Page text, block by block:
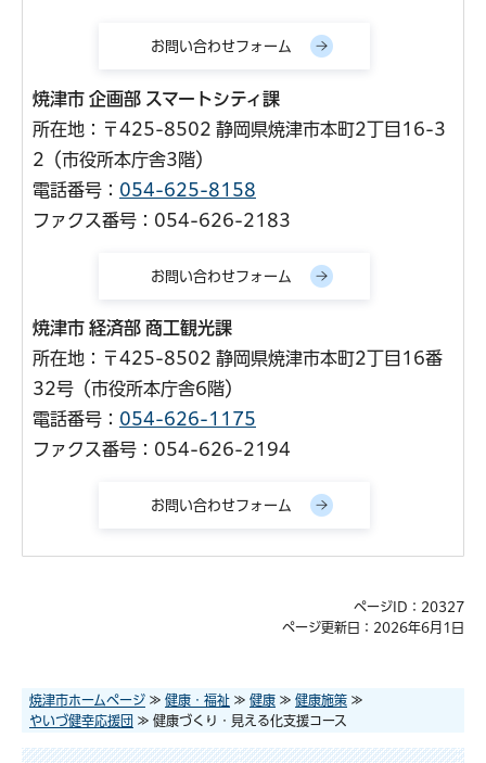
焼津市 企画部 スマートシティ課
所在地：〒425-8502 静岡県焼津市本町2丁目16-3
2（市役所本庁舎3階）
電話番号： 054-625-8158
ファクス番号：054-626-2183
焼津市 経済部 商工観光課
所在地：〒425-8502 静岡県焼津市本町2丁目16番
32号（市役所本庁舎6階）
電話番号： 054-626-1175
ファクス番号：054-626-2194
ページID：20327
ページ更新日：2026年6月1日
焼津市ホームページ ≫ 健康・福祉 ≫ 健康 ≫ 健康施策 ≫
やいづ健幸応援団 ≫ 健康づくり・見える化支援コース